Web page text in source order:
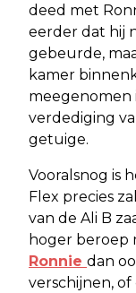
deed met
eerder dat hij
gebeurde,
kamer
meegenomen
verdediging
getuige.
Vooralsnog is
Flex precies
van de Ali B
hoger beroep
Ronnie dan
verschijnen,